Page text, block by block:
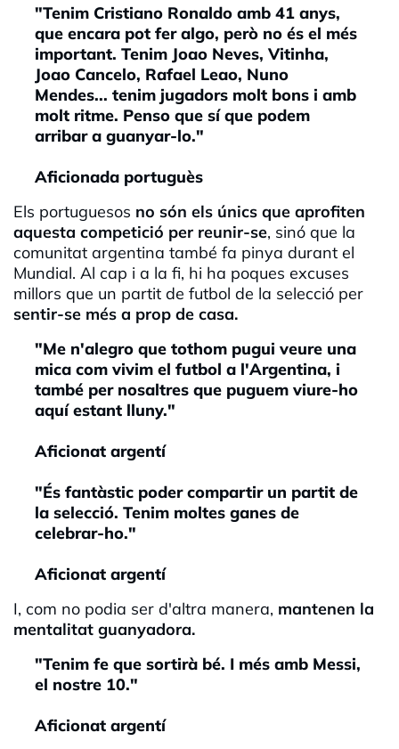
"Tenim Cristiano Ronaldo amb 41 anys,
que encara pot fer algo, però no és el més
important. Tenim Joao Neves, Vitinha,
Joao Cancelo, Rafael Leao, Nuno
Mendes... tenim jugadors molt bons i amb
molt ritme. Penso que sí que podem
arribar a guanyar-lo."
Aficionada portuguès
Els portuguesos no són els únics que aprofiten
aquesta competició per reunir-se, sinó que la
comunitat argentina també fa pinya durant el
Mundial. Al cap i a la fi, hi ha poques excuses
millors que un partit de futbol de la selecció per
sentir-se més a prop de casa.
"Me n'alegro que tothom pugui veure una
mica com vivim el futbol a l'Argentina, i
també per nosaltres que puguem viure-ho
aquí estant lluny."
Aficionat argentí
"És fantàstic poder compartir un partit de
la selecció. Tenim moltes ganes de
celebrar-ho."
Aficionat argentí
I, com no podia ser d'altra manera, mantenen la
mentalitat guanyadora.
"Tenim fe que sortirà bé. I més amb Messi,
el nostre 10."
Aficionat argentí